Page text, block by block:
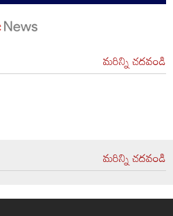
మరిన్ని చదవండి
మరిన్ని చదవండి